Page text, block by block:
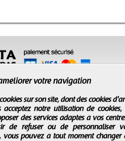
votre navigation
sur son site, dont des cookies
notre utilisation de
des services adaptés à vos
de refuser ou de
vous pouvez à tout moment